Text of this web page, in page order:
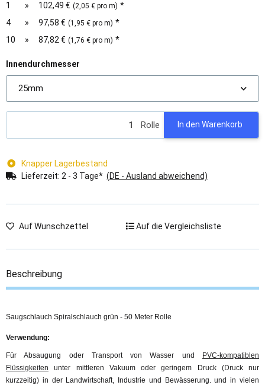
1
» 102,49 € (2,05 € pro m) *
4
» 97,58 € (1,95 € pro m) *
10
» 87,82 € (1,76 € pro m) *
Innendurchmesser
25mm
Rolle In den Warenkorb
Knapper Lagerbestand
Lieferzeit: 2 - 3 Tage* (DE - Ausland abweichend)
Auf Wunschzettel Auf die Vergleichsliste
Beschreibung
Saugschlauch Spiralschlauch grün - 50 Meter Rolle
Verwendung:
Für Absaugung oder Transport von Wasser und PVC-kompatiblen
Flüssigkeiten unter mittleren Vakuum oder geringem Druck (Druck nur
kurzzeitig) in der Landwirtschaft, Industrie und Bewässerung. und in vielen